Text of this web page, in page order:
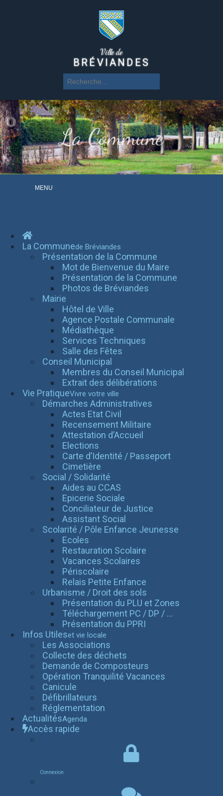
Ville de
BRÉVIANDES
La Commune
MENU
La Communede Bréviandes
Présentation de la Commune
Mot de Bienvenue du Maire
Présentation de la Commune
Photos de Bréviandes
Mairie
Hôtel de Ville
Agence Postale Communale
Médiathèque
Services Techniques
Salle des Fêtes
Conseil Municipal
Membres du Conseil Municipal
Extrait des délibérations
Vie PratiqueVivre votre ville
Démarches Administratives
Actes Etat Civil
Recensement Militaire
Attestation d’Accueil
Elections
Carte d’Identité / Passeport
Cimetière
Social / Solidarité
Aides au CCAS
Epicerie Sociale
Conciliateur de Justice
Assistant Social
Scolarité / Pôle Enfance Jeunesse
Ecoles
Restauration Scolaire
Vacances Scolaires
Périscolaire
Relais Petite Enfance
Urbanisme / Droit des sols
Présentation du PLU et Zones
Téléchargement PC / DP / ...
Présentation du PPRI
Infos Utileset vie locale
Les Associations
Collecte des déchets
Demande de Composteurs
Opération Tranquilité Vacances
Canicule
Défibrillateurs
Réglementation
ActualitésAgenda
Accès rapide
Connexion